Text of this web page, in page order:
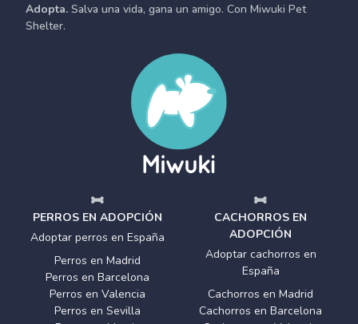
Adopta. Salva una vida, gana un amigo. Con Miwuki Pet
Shelter.
PERROS EN ADOPCIÓN
Adoptar perros en España
Perros en Madrid
Perros en Barcelona
Perros en Valencia
Perros en Sevilla
CACHORROS EN
ADOPCIÓN
Adoptar cachorros en
España
Cachorros en Madrid
Cachorros en Barcelona